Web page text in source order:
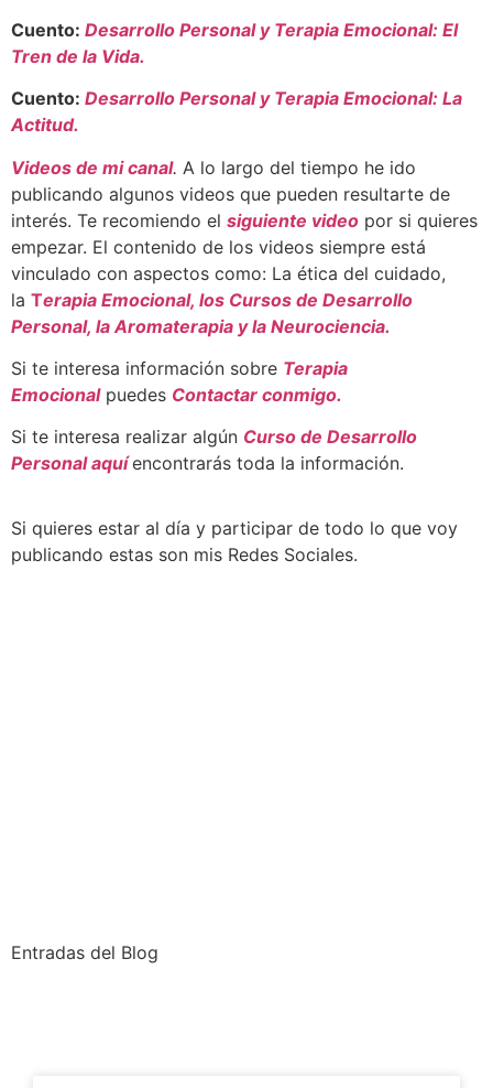
Cuento: Desarrollo Personal y Terapia Emocional: El
Tren de la Vida.
Cuento: Desarrollo Personal y Terapia Emocional: La
Actitud.
Videos de mi canal. A lo largo del tiempo he ido
publicando algunos videos que pueden resultarte de
interés. Te recomiendo el siguiente video por si quieres
empezar. El contenido de los videos siempre está
vinculado con aspectos como: La ética del cuidado,
la Terapia Emocional, los Cursos de Desarrollo
Personal, la Aromaterapia y la Neurociencia.
Si te interesa información sobre Terapia
Emocionalpuedes Contactar conmigo.
Si te interesa realizar algún Curso de Desarrollo
Personal aquí encontrarás toda la información.
Si quieres estar al día y participar de todo lo que voy
publicando estas son mis Redes Sociales.
Entradas del Blog